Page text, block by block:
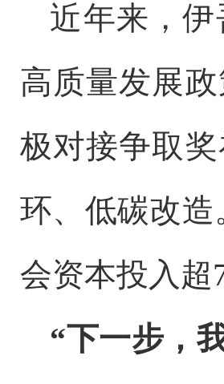
近年来，
高质量发展
极对接争取
环、低碳改
会资本投入超
“下一步，